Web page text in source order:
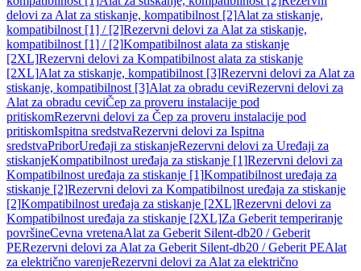
delovi za Alat za stiskanje, kompatibilnost [2]Alat za stiskanje,
kompatibilnost [1] / [2]Rezervni delovi za Alat za stiskanje,
kompatibilnost [1] / [2]Kompatibilnost alata za stiskanje
[2XL]Rezervni delovi za Kompatibilnost alata za stiskanje
[2XL]Alat za stiskanje, kompatibilnost [3]Rezervni delovi za Alat za
stiskanje, kompatibilnost [3]Alat za obradu ceviRezervni delovi za
Alat za obradu ceviČep za proveru instalacije pod
pritiskomRezervni delovi za Čep za proveru instalacije pod
pritiskomIspitna sredstvaRezervni delovi za Ispitna
sredstvaPriborUređaji za stiskanjeRezervni delovi za Uređaji za
stiskanjeKompatibilnost uređaja za stiskanje [1]Rezervni delovi za
Kompatibilnost uređaja za stiskanje [1]Kompatibilnost uređaja za
stiskanje [2]Rezervni delovi za Kompatibilnost uređaja za stiskanje
[2]Kompatibilnost uređaja za stiskanje [2XL]Rezervni delovi za
Kompatibilnost uređaja za stiskanje [2XL]Za Geberit temperiranje
površineCevna vretenaAlat za Geberit Silent-db20 / Geberit
PERezervni delovi za Alat za Geberit Silent-db20 / Geberit PEAlat
za električno varenjeRezervni delovi za Alat za električno